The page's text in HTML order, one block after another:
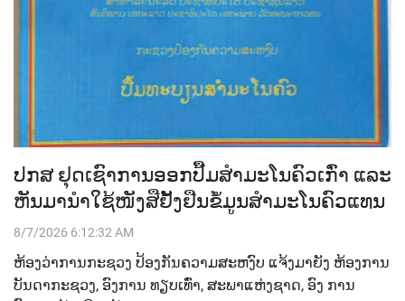
ປກສ ຢຸດເຊົາການອອກປື້ມສຳມະໂນຄົວເກົ່າ ແລະ
ຫັນມານຳໃຊ້ໜັງສືຢັ້ງຢືນຂໍ້ມູນສຳມະໂນຄົວແທນ
8/7/2026 6:12:32 AM
ຫ້ອງວ່າການກະຊວງ ປ້ອງກັນຄວາມສະຫງົບ ແຈ້ງມາຍັງ ຫ້ອງການ
ບັນດາກະຊວງ, ອົງການ ທຽບເທົ່າ, ສະພາແຫ່ງຊາດ, ອົງ ການ